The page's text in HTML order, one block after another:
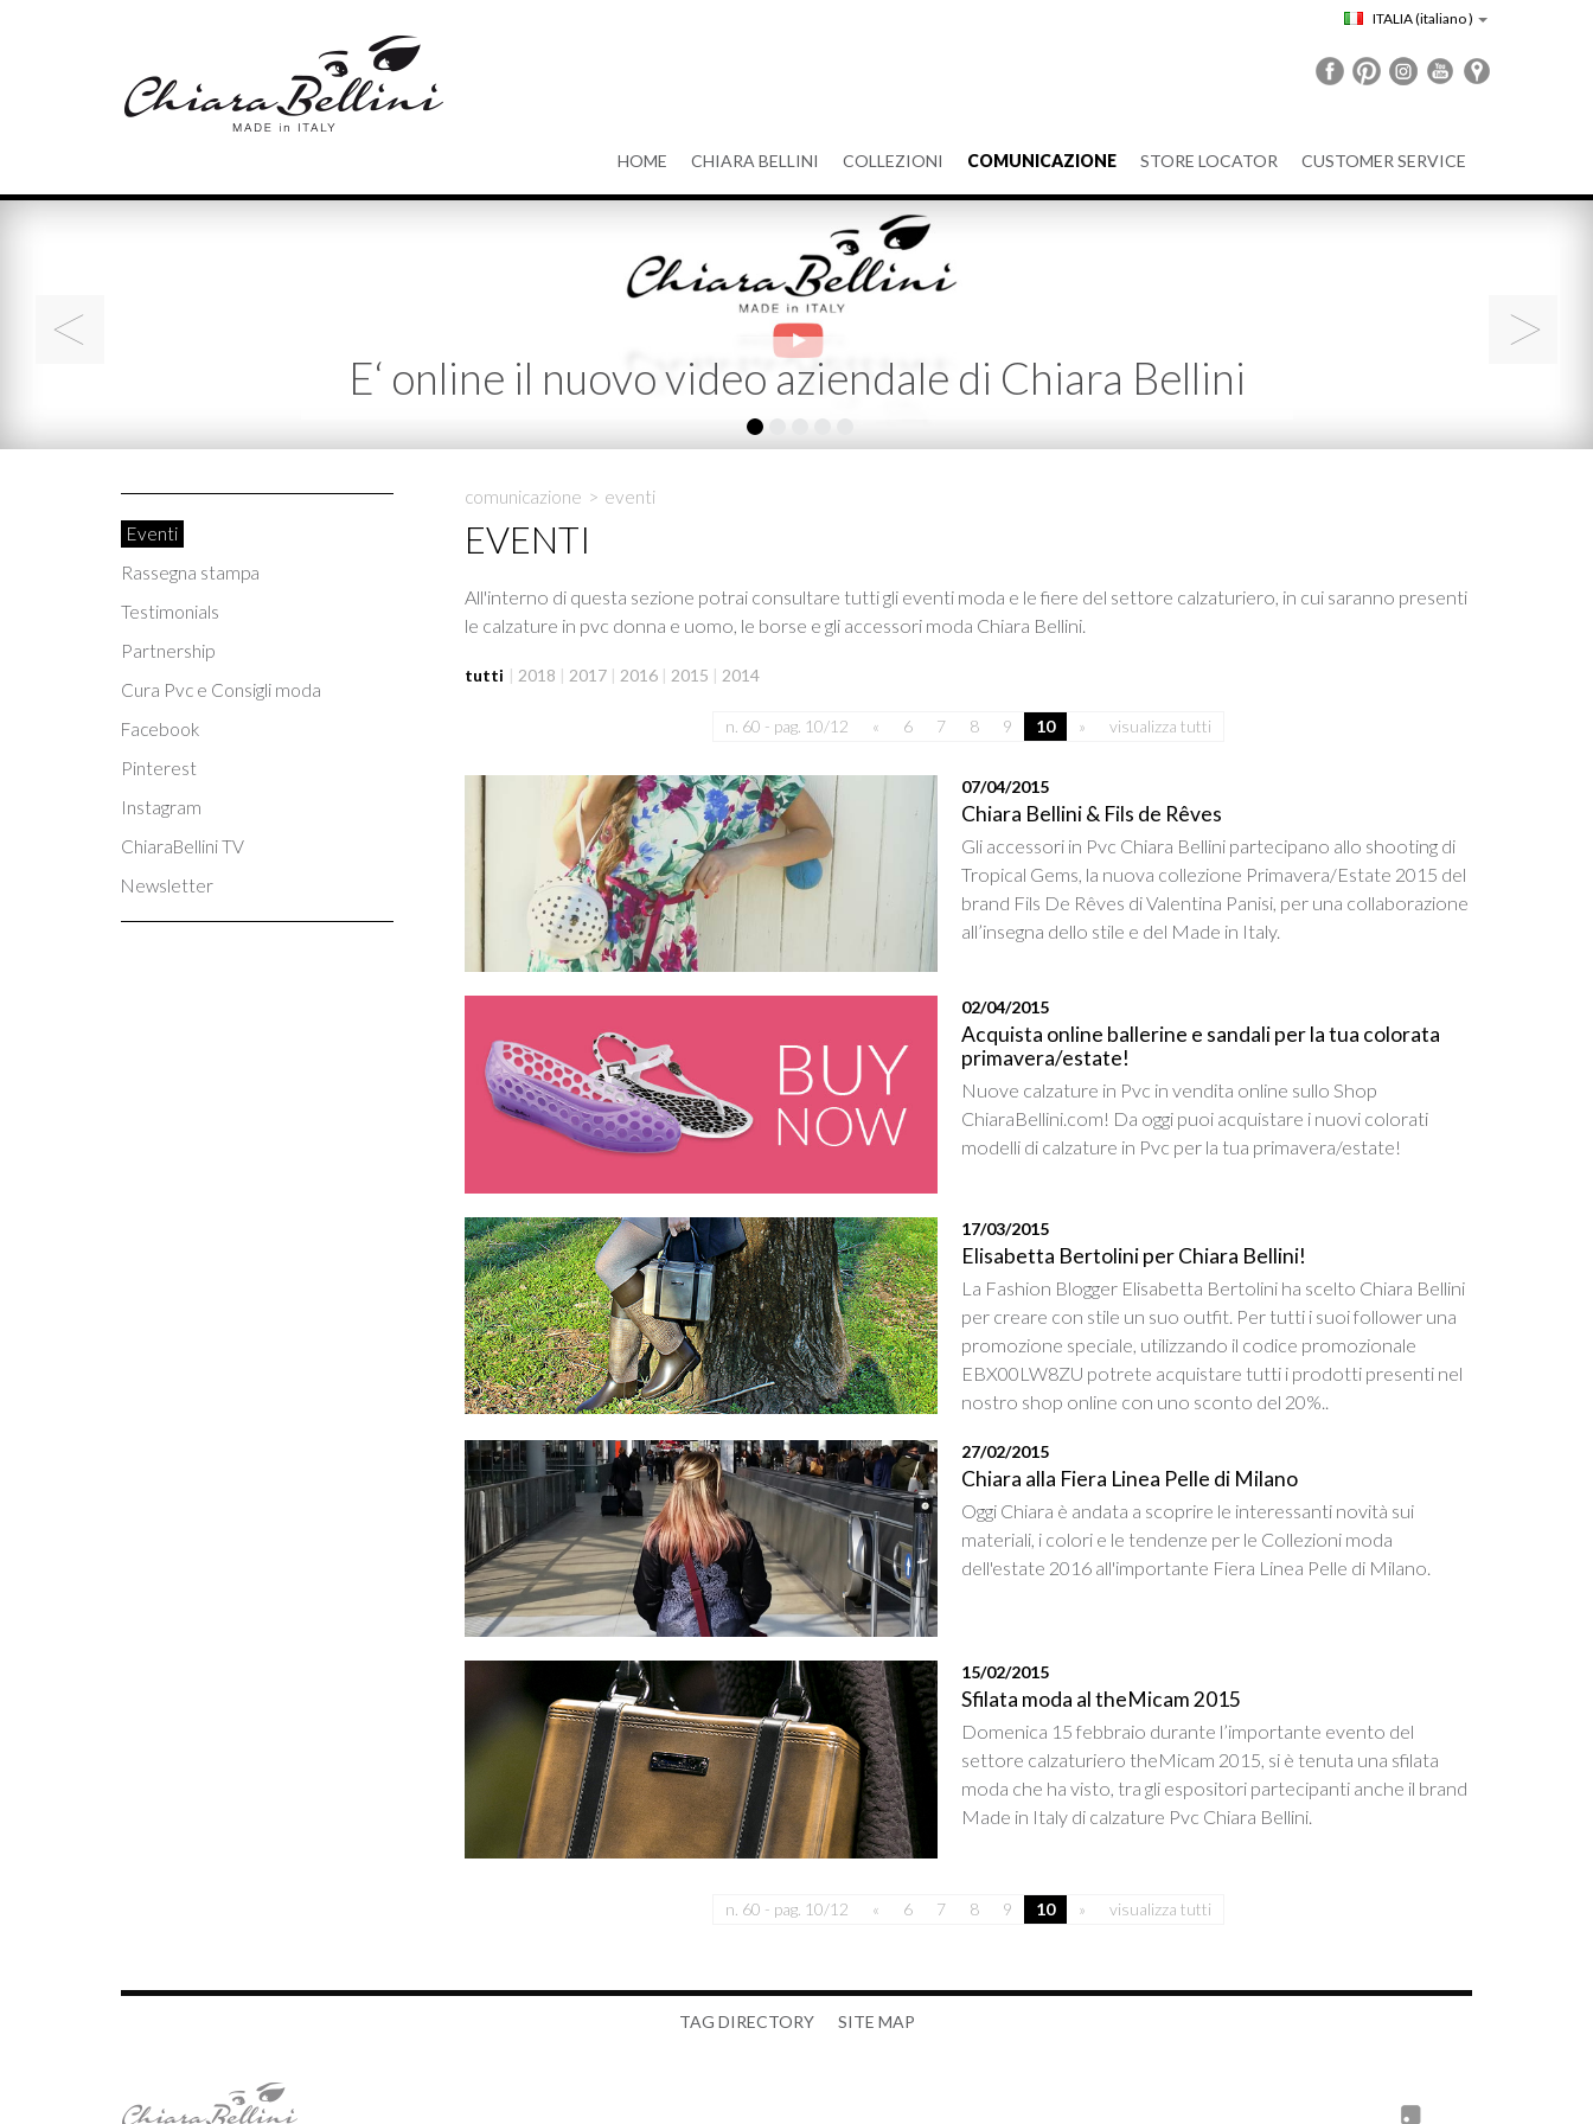
ITALIA(italiano )
HOME CHIARA BELLINI COLLEZIONI COMUNICAZIONE STORE LOCATOR CUSTOMER SERVICE
E‘ online il nuovo video aziendale di Chiara Bellini
< >
Eventi
Rassegna stampa
Testimonials
Partnership
Cura Pvc e Consigli moda
Facebook
Pinterest
Instagram
ChiaraBellini TV
Newsletter
comunicazione > eventi
EVENTI
All'interno di questa sezione potrai consultare tutti gli eventi moda e le fiere del settore calzaturiero, in cui saranno presenti
le calzature in pvc donna e uomo, le borse e gli accessori moda Chiara Bellini.
tutti | 2018 | 2017| 2016| 2015 | 2014
n. 60 - pag. 10/12 « 6 7 8 9 10 » visualizza tutti
07/04/2015
Chiara Bellini & Fils de Rêves
Gli accessori in Pvc Chiara Bellini partecipano allo shooting di
Tropical Gems, la nuova collezione Primavera/Estate 2015 del
brand Fils De Rêves di Valentina Panisi, per una collaborazione
all’insegna dello stile e del Made in Italy.
02/04/2015
Acquista online ballerine e sandali per la tua colorata
primavera/estate!
Nuove calzature in Pvc in vendita online sullo Shop
ChiaraBellini.com! Da oggi puoi acquistare i nuovi colorati
modelli di calzature in Pvc per la tua primavera/estate!
17/03/2015
Elisabetta Bertolini per Chiara Bellini!
La Fashion Blogger Elisabetta Bertolini ha scelto Chiara Bellini
per creare con stile un suo outfit. Per tutti i suoi follower una
promozione speciale, utilizzando il codice promozionale
EBX00LW8ZU potrete acquistare tutti i prodotti presenti nel
nostro shop online con uno sconto del 20%..
27/02/2015
Chiara alla Fiera Linea Pelle di Milano
Oggi Chiara è andata a scoprire le interessanti novità sui
materiali, i colori e le tendenze per le Collezioni moda
dell'estate 2016 all'importante Fiera Linea Pelle di Milano.
15/02/2015
Sfilata moda al theMicam 2015
Domenica 15 febbraio durante l’importante evento del
settore calzaturiero theMicam 2015, si è tenuta una sfilata
moda che ha visto, tra gli espositori partecipanti anche il brand
Made in Italy di calzature Pvc Chiara Bellini.
n. 60 - pag. 10/12 « 6 7 8 9 10 » visualizza tutti
TAG DIRECTORY SITE MAP